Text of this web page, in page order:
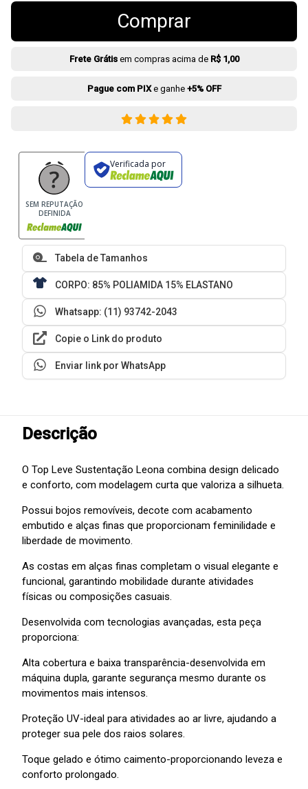
Comprar
Frete Grátisem compras acima de R$ 1,00
Pague com PIXe ganhe +5% OFF
SEM REPUTAÇÃO
DEFINIDA
Verificada por
Tabela de Tamanhos
CORPO: 85% POLIAMIDA 15% ELASTANO
Whatsapp: (11) 93742-2043
Copie o Link do produto
Enviar link por WhatsApp
Descrição
O Top Leve Sustentação Leona combina design delicado
e conforto, com modelagem curta que valoriza a silhueta.
Possui bojos removíveis, decote com acabamento
embutido e alças finas que proporcionam feminilidade e
liberdade de movimento.
As costas em alças finas completam o visual elegante e
funcional, garantindo mobilidade durante atividades
físicas ou composições casuais.
Desenvolvida com tecnologias avançadas, esta peça
proporciona:
Alta cobertura e baixa transparência-desenvolvida em
máquina dupla, garante segurança mesmo durante os
movimentos mais intensos.
Proteção UV-ideal para atividades ao ar livre, ajudando a
proteger sua pele dos raios solares.
Toque gelado e ótimo caimento-proporcionando leveza e
conforto prolongado.